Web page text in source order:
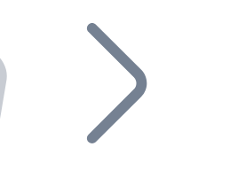
Bitnovo
dans votre entreprise et
votre écosystème.